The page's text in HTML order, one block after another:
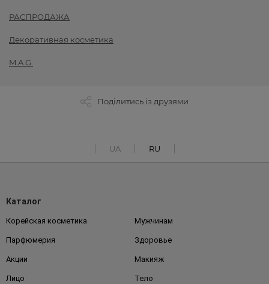
РАСПРОДАЖА
Декоративная косметика
M.A.G.
Поділитись із друзями
UA RU
Каталог
Корейская косметика Мужчинам
Парфюмерия Здоровье
Акции Макияж
Лицо Тело